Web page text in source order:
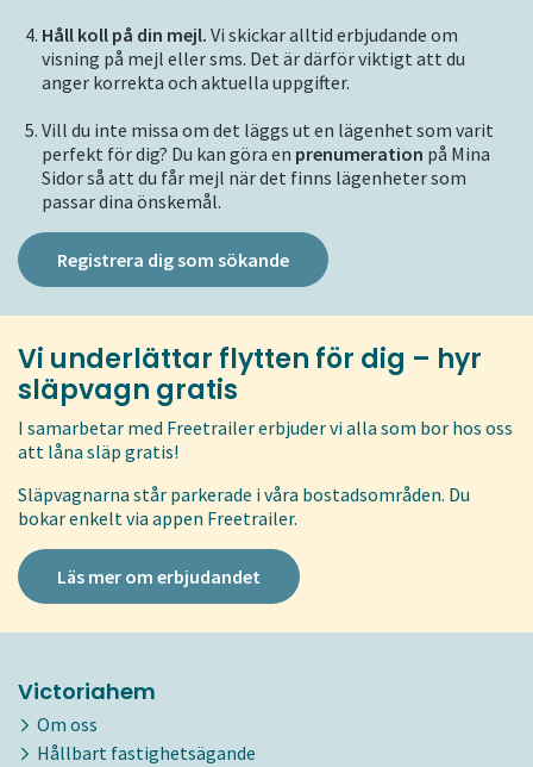
Håll koll på din mejl. Vi skickar alltid erbjudande om
visning på mejl eller sms. Det är därför viktigt att du
anger korrekta och aktuella uppgifter.
Vill du inte missa om det läggs ut en lägenhet som varit
perfekt för dig? Du kan göra en prenumeration på Mina
Sidor så att du får mejl när det finns lägenheter som
passar dina önskemål.
Registrera dig som sökande
Vi underlättar flytten för dig – hyr
släpvagn gratis
I samarbetar med Freetrailer erbjuder vi alla som bor hos oss
att låna släp gratis!
Släpvagnarna står parkerade i våra bostadsområden. Du
bokar enkelt via appen Freetrailer.
Läs mer om erbjudandet
Victoriahem
Om oss
Hållbart fastighetsägande